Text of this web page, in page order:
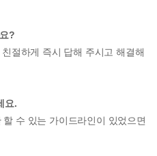
?
절하게 즉시 답해 주시고 해결해
요.
수 있는 가이드라인이 있었으면